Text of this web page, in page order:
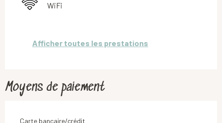
WiFi
Afficher toutes les prestations
Moyens de paiement
Carte bancaire/crédit